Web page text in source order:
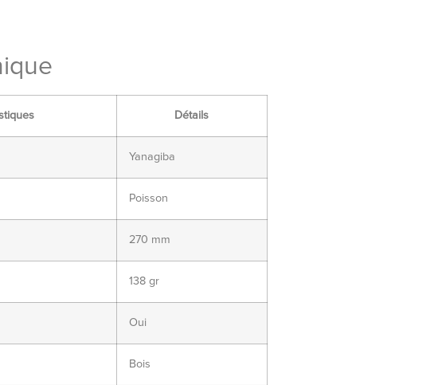
Détails
Yanagiba
Poisson
270 mm
138 gr
Oui
Bois